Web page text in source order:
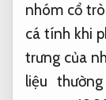
nhóm cổ
cá tính khi
trưng của
liệu